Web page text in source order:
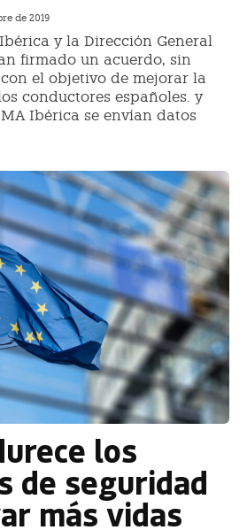
de 2019
y la Dirección General
firmado un acuerdo, sin
el objetivo de mejorar la
conductores españoles. y
Ibérica se envían datos
los
de seguridad
más vidas